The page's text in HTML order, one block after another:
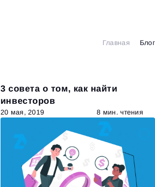
Главная Блог
3 совета о том, как найти
инвесторов
20 мая, 2019 8 мин. чтения